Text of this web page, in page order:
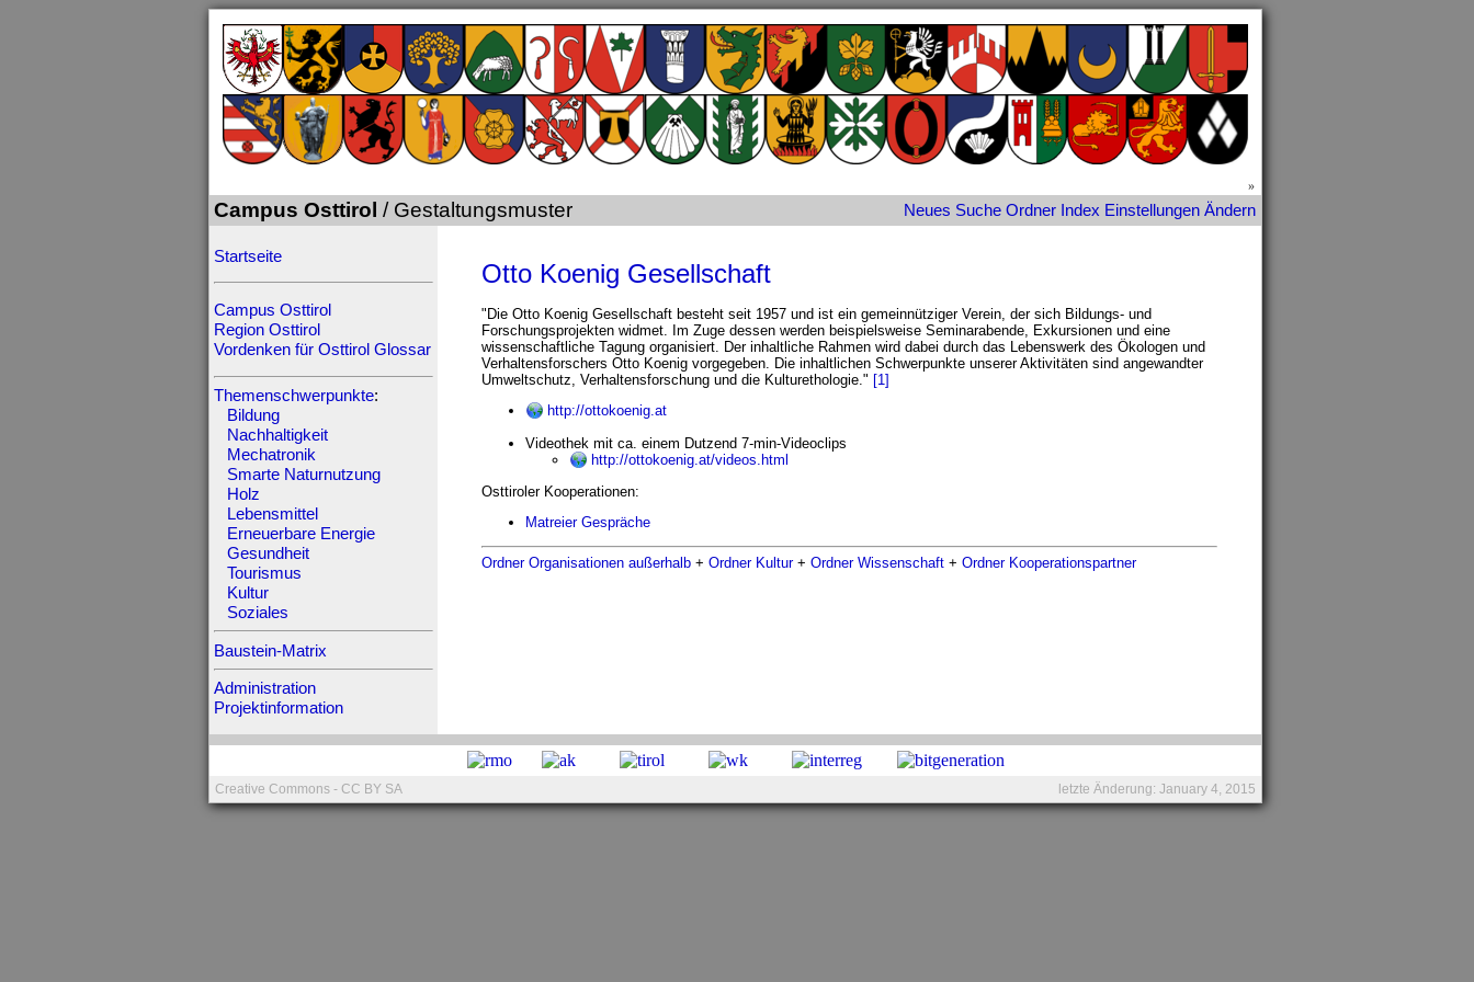
»
Campus Osttirol / Gestaltungsmuster Neues Suche Ordner Index Einstellungen Ändern
Startseite
Campus Osttirol
Region Osttirol
Vordenken für Osttirol Glossar
Themenschwerpunkte:
Bildung
Nachhaltigkeit
Mechatronik
Smarte Naturnutzung
Holz
Lebensmittel
Erneuerbare Energie
Gesundheit
Tourismus
Kultur
Soziales
Baustein-Matrix
Administration
Projektinformation
Otto Koenig Gesellschaft
"Die Otto Koenig Gesellschaft besteht seit 1957 und ist ein gemeinnütziger Verein, der sich Bildungs- und
Forschungsprojekten widmet. Im Zuge dessen werden beispielsweise Seminarabende, Exkursionen und eine
wissenschaftliche Tagung organisiert. Der inhaltliche Rahmen wird dabei durch das Lebenswerk des Ökologen und
Verhaltensforschers Otto Koenig vorgegeben. Die inhaltlichen Schwerpunkte unserer Aktivitäten sind angewandter
Umweltschutz, Verhaltensforschung und die Kulturethologie." [1]
http://ottokoenig.at
Videothek mit ca. einem Dutzend 7-min-Videoclips
http://ottokoenig.at/videos.html
Osttiroler Kooperationen:
Matreier Gespräche
Ordner Organisationen außerhalb + Ordner Kultur+ Ordner Wissenschaft + Ordner Kooperationspartner
Creative Commons - CC BY SA letzte Änderung: January 4, 2015